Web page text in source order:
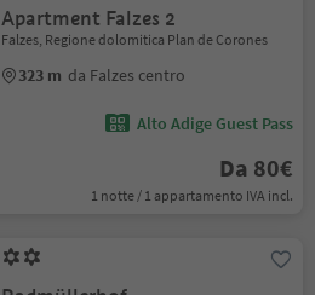
Apartment Falzes 2
Falzes, Regione dolomitica Plan de Corones
323 m da Falzes centro
Alto Adige Guest Pass
Da 80€
1 notte / 1 appartamento IVA incl.